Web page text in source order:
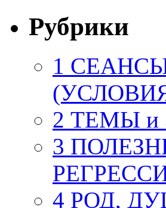
Рубрики
1
2 ТЕМЫ и
3
4 РОД,